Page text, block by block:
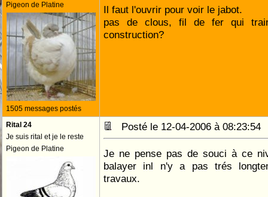
Pigeon de Platine
1505 messages postés
Il faut l'ouvrir pour voir le jabot.
pas de clous, fil de fer qui
construction?
Rital 24
Je suis rital et je le reste
Pigeon de Platine
Posté le 12-04-2006 à
Je ne pense pas de souci à ce
balayer inl n'y a pas trés
travaux.